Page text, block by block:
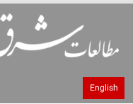
English